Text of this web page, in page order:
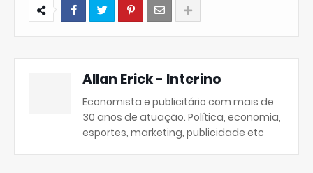
Allan Erick - Interino
Economista e publicitário com mais de
30 anos de atuação. Política, economia,
esportes, marketing, publicidade etc